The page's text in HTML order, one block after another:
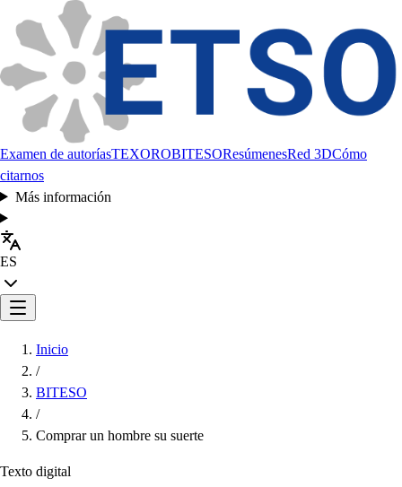
Examen de autoríasTEXOROBITESOResúmenesRed 3DCómo
citarnos
Más información
ES
Inicio
/
BITESO
/
Comprar un hombre su suerte
Texto digital